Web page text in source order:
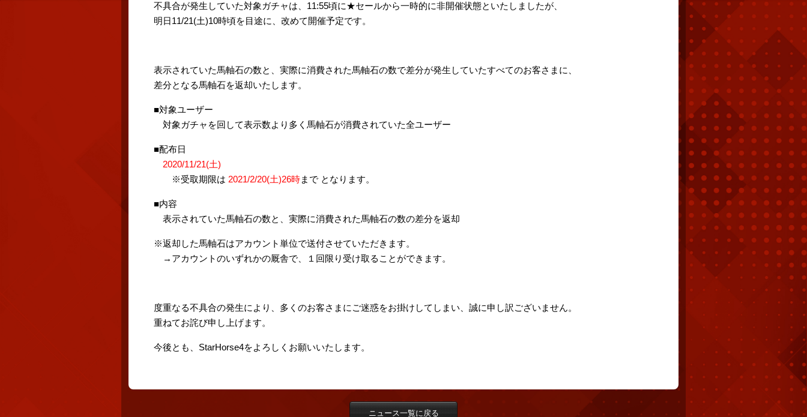
不具合が発生していた対象ガチャは、11:55頃に★セールから一時的に非開催状態といたしましたが、
明日11/21(土)10時頃を目途に、改めて開催予定です。
表示されていた馬軸石の数と、実際に消費された馬軸石の数で差分が発生していたすべてのお客さまに、
差分となる馬軸石を返却いたします。
■対象ユーザー
対象ガチャを回して表示数より多く馬軸石が消費されていた全ユーザー
■配布日
2020/11/21(土)
※受取期限は 2021/2/20(土)26時まで となります。
■内容
表示されていた馬軸石の数と、実際に消費された馬軸石の数の差分を返却
※返却した馬軸石はアカウント単位で送付させていただきます。
→アカウントのいずれかの厩舎で、１回限り受け取ることができます。
度重なる不具合の発生により、多くのお客さまにご迷惑をお掛けしてしまい、誠に申し訳ございません。
重ねてお詫び申し上げます。
今後とも、StarHorse4をよろしくお願いいたします。
ニュース一覧に戻る